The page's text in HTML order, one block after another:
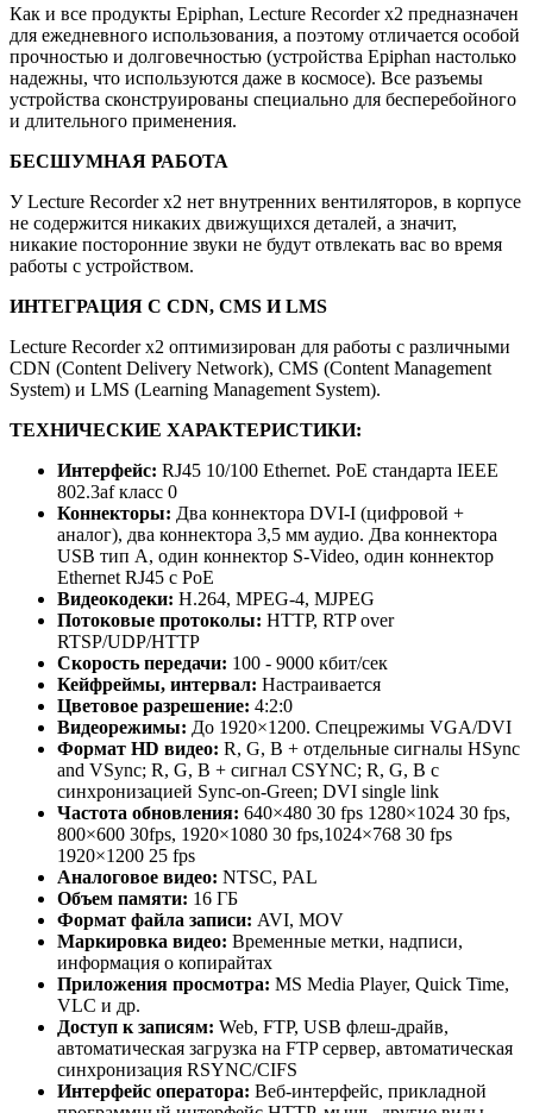
Как и все продукты Epiphan, Lecture Recorder x2 предназначен
для ежедневного использования, а поэтому отличается особой
прочностью и долговечностью (устройства Epiphan настолько
надежны, что используются даже в космосе). Все разъемы
устройства сконструированы специально для бесперебойного
и длительного применения.
БЕСШУМНАЯ РАБОТА
У Lecture Recorder x2 нет внутренних вентиляторов, в корпусе
не содержится никаких движущихся деталей, а значит,
никакие посторонние звуки не будут отвлекать вас во время
работы с устройством.
ИНТЕГРАЦИЯ С CDN, CMS И LMS
Lecture Recorder x2 оптимизирован для работы с различными
CDN (Content Delivery Network), CMS (Content Ma­na­ge­ment
System) и LMS (Learning Management System).
ТЕХНИЧЕСКИЕ ХАРАКТЕРИСТИКИ:
Интерфейс: RJ45 10/100 Ethernet. PoE стандарта IEEE
802.3af класс 0
Коннекторы: Два коннектора DVI-I (цифровой +
аналог), два коннектора 3,5 мм аудио. Два коннектора
USB тип А, один коннектор S-Video, один коннектор
Ethernet RJ45 с PoE
Видеокодеки: H.264, MPEG-4, MJPEG
Потоковые протоколы: HTTP, RTP over
RTSP/UDP/HTTP
Скорость передачи: 100 - 9000 кбит/сек
Кейфреймы, интервал: Настраивается
Цветовое разрешение: 4:2:0
Видеорежимы: До 1920×1200. Спецрежимы VGA/DVI
Формат HD видео: R, G, B + отдельные сигналы HSync
and VSync; R, G, B + сигнал CSYNC; R, G, B с
синхронизацией Sync-on-Green; DVI single link
Частота обновления: 640×480 30 fps 1280×1024 30 fps,
800×600 30fps, 1920×1080 30 fps,1024×768 30 fps
1920×1200 25 fps
Аналоговое видео: NTSC, PAL
Объем памяти: 16 ГБ
Формат файла записи: AVI, MOV
Маркировка видео: Временные метки, надписи,
информация о копирайтах
Приложения просмотра: MS Media Player, Quick Time,
VLC и др.
Доступ к записям: Web, FTP, USB флеш-драйв,
автоматическая загрузка на FTP сервер, автоматическая
синхронизация RSYNC/CIFS
Интерфейс оператора: Веб-интерфейс, прикладной